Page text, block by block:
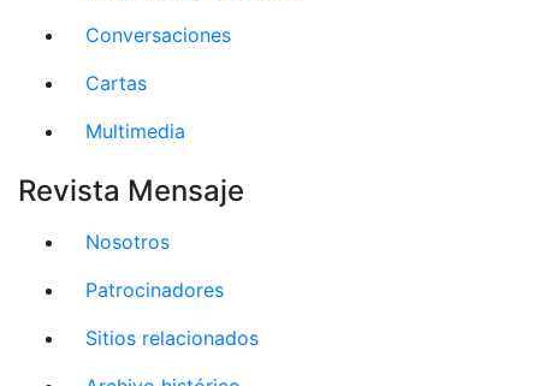
Conversaciones
Cartas
Multimedia
Revista Mensaje
Nosotros
Patrocinadores
Sitios relacionados